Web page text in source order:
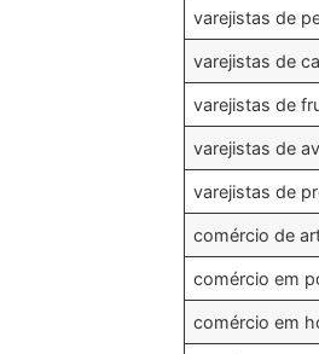
varejistas de
varejistas de
varejistas de
varejistas de
varejistas de
comércio de
comércio em
comércio em